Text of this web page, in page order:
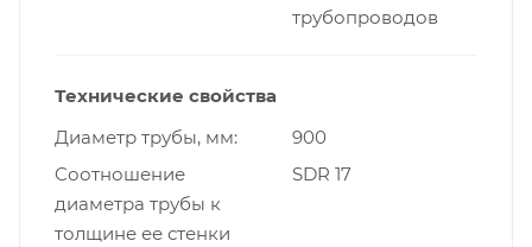
трубопроводов
Технические свойства
Диаметр трубы, мм
900
Cоотношение
диаметра трубы к
толщине ее стенки
SDR 17